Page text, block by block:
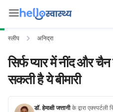
स्लीप अनिद्रा
सिर्फ प्यार में नींद और
सकती है ये बीमारी
डॉ. हेमाक्षी जत्तानीके द्वारा एक्स्पर्टली